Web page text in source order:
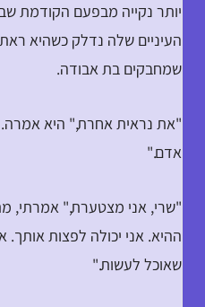
יותר נקייה מבפעם הקודמת
העיניים שלה נדלק כשהיא
שמחבקים בת אבודה.
"את נראית אחרת," היא
אדם."
"שרי, אני מצטערת," אמרתי,
ההיא. אני יכולה לפצות
שאוכל לעשות."